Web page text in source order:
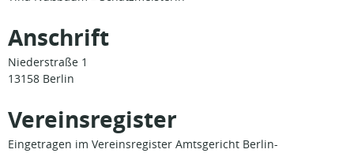
Anschrift
Niederstraße 1
13158 Berlin
Vereinsregister
Eingetragen im Vereinsregister Amtsgericht Berlin-